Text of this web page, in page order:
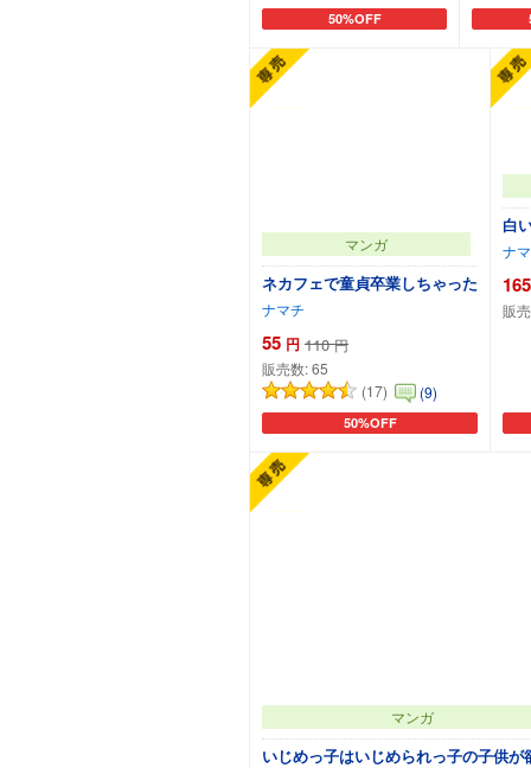
50%OFF
カートに追加
マンガ
ネカフェで童貞卒業しちゃった
ナマチ
55 円 110 円
販売数:65
(17)
(9)
50%OFF
カートに追加
白
ナ
165
販
マンガ
いじめっ子はいじめられっ子の子供が